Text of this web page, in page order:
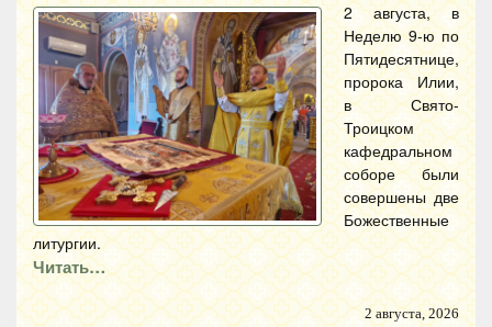
2 августа, в
Неделю 9-ю по
Пятидесятнице,
пророка Илии,
в Свято-
Троицком
кафедральном
соборе были
совершены две
Божественные
литургии.
Читать…
2 августа, 2026